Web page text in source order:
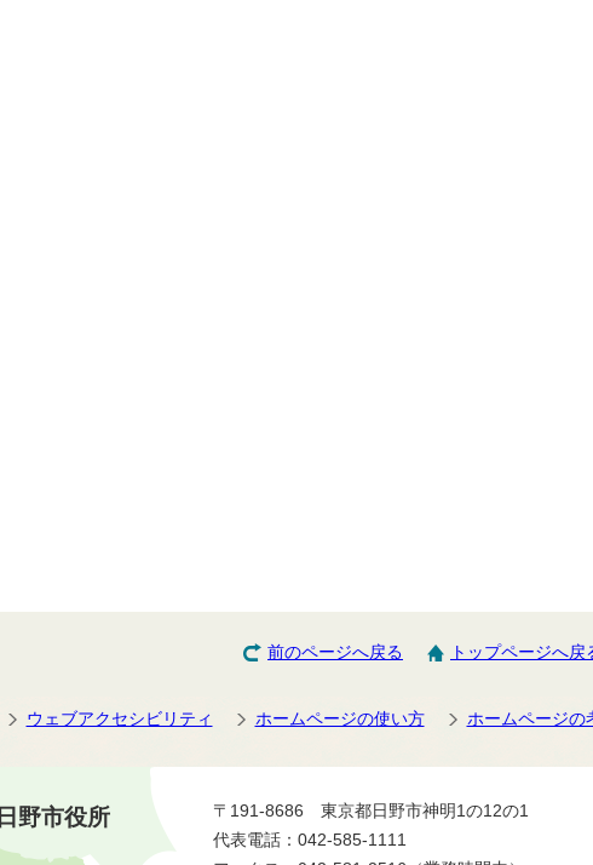
前のページへ戻る トップページへ戻
ウェブアクセシビリティ ホームページの使い方 ホームページの
日野市役所
〒191-8686 東京都日野市神明1の12の1
代表電話：042-585-1111